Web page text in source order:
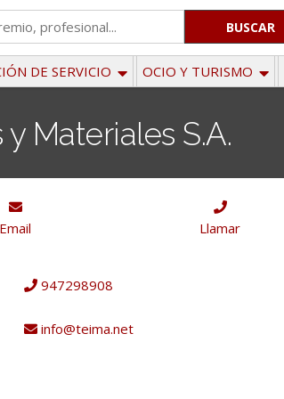
DE SERVICIO OCIO Y TURISMO
Materiales S.A.
Email Llamar
947298908
info@teima.net